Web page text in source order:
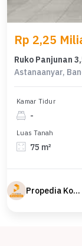
Rp 2,25
Ruko Panjunan
Astanaanyar,
Kamar Tidur
-
Luas Tanah
75 m²
Propedia Komersial